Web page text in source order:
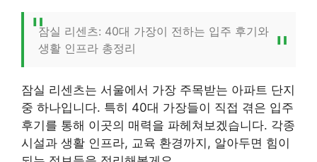
잠실 리센츠: 40대 가장이 전하는 입주 후기와
생활 인프라 총정리
잠실 리센츠는 서울에서 가장 주목받는 아파트 단지
중 하나입니다. 특히 40대 가장들이 직접 겪은 입주
후기를 통해 이곳의 매력을 파헤쳐보겠습니다. 각종
시설과 생활 인프라, 교육 환경까지, 알아두면 힘이